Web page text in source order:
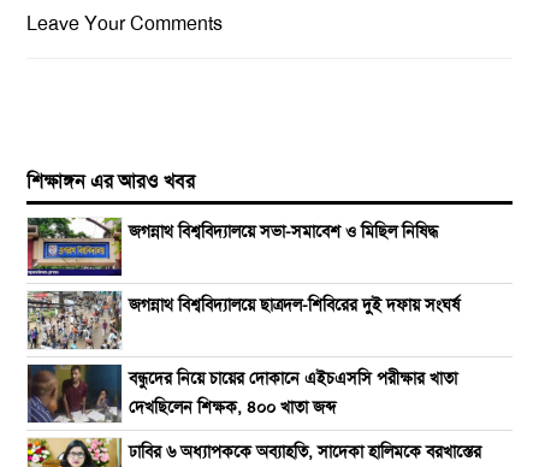
Leave Your Comments
শিক্ষাঙ্গন এর আরও খবর
জগন্নাথ বিশ্ববিদ্যালয়ে সভা-সমাবেশ ও মিছিল নিষিদ্ধ
জগন্নাথ বিশ্ববিদ্যালয়ে ছাত্রদল-শিবিরের দুই দফায় সংঘর্ষ
বন্ধুদের নিয়ে চায়ের দোকানে এইচএসসি পরীক্ষার খাতা
দেখছিলেন শিক্ষক, ৪০০ খাতা জব্দ
ঢাবির ৬ অধ্যাপককে অব্যাহতি, সাদেকা হালিমকে বরখাস্তের